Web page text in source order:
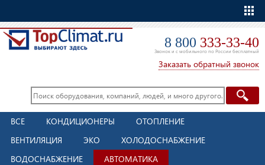
8 800 333-33-40
Звонок и с мобильного по России бесплатный
Заказать обратный звонок
ВСЕ КОНДИЦИОНЕРЫ
ОТОПЛЕНИЕ
ВЕНТИЛЯЦИЯ
ЭКО
ХОЛОДОСНАБЖЕНИЕ
ВОДОСНАБЖЕНИЕ
АВТОМАТИКА